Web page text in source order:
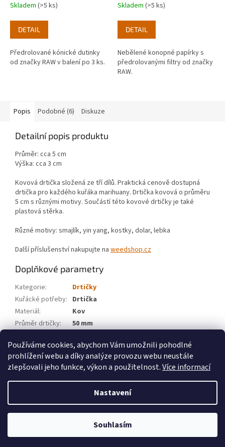
Používáme cookies, abychom Vám umožnili pohodlné
prohlížení webu a díky analýze provozu webu neustále
zlepšovali jeho funkce, výkon a použitelnost.Více informací
Nastavení
Souhlasím
Skladem (>5 ks)
DETAIL
Předrolované kónické dutinky
od značky RAW v balení po 3 ks.
Skladem (>5 ks)
DETAIL
Nebělené konopné papírky s
předrolovanými filtry od značky
RAW.
Popis Podobné (6) Diskuze
Detailní popis produktu
Průměr: cca 5 cm
Výška: cca 3 cm
Kovová drtička složená ze tří dílů. Praktická cenově dostupná
drtička pro každého kuřáka marihuany. Drtička kovová o průměru
5 cm s různými motivy. Součástí této kovové drtičky je také
plastová stěrka.
Různé motivy: smajlík, yin yang, kostky, dolar, lebka
Další příslušenství nakupujte na weedshop.cz
Doplňkové parametry
Kategorie:
Drtičky
Kuřácké potřeby: Drtička
Materiál:
Kov
Průměr drtičky:
50 mm
Vytvořil Shoptet
Copyright 2026Velkoobchod weedshop.cz. Všechna práva
vyhrazena.